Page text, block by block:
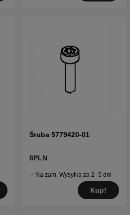
Śruba 5779420-01
8PLN
Na zam. Wysyłka za 2–5 dni
Kup!